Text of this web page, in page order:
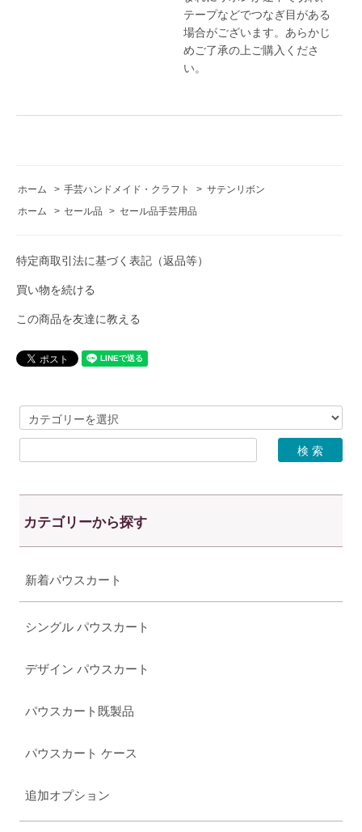
テープなどでつなぎ目がある
場合がございます。あらかじ
めご了承の上ご購入くださ
い。
ホーム > 手芸ハンドメイド・クラフト > サテンリボン
ホーム
> セール品 > セール品手芸用品
特定商取引法に基づく表記（返品等）
買い物を続ける
この商品を友達に教える
カテゴリーから探す
新着パウスカート
シングル パウスカート
デザイン パウスカート
パウスカート既製品
パウスカート ケース
追加オプション